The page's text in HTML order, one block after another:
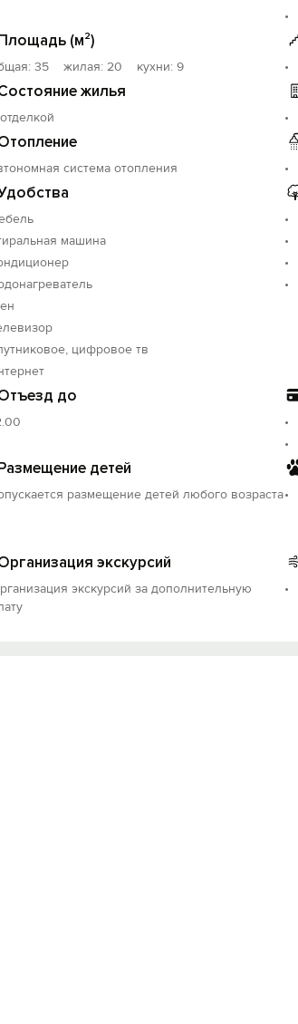
(м²)
35 жилая: 20 кухни: 9
жилья
система отопления
машина
цифровое тв
до
детей
размещение детей любого возраста
экскурсий
экскурсий за дополнительную